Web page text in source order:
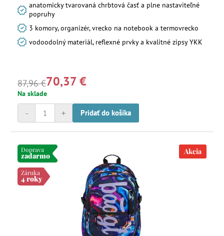
anatomicky tvarovaná chrbtová časť a plne nastaviteľné
popruhy
3 komory, organizér, vrecko na notebook a termovrecko
vodoodolný materiál, reflexné prvky a kvalitné zipsy YKK
87,96 €70,37 €
Na sklade
+
- Pridať do košíka
Doprava
zadarmo
Záruka
4 roky
Akcia